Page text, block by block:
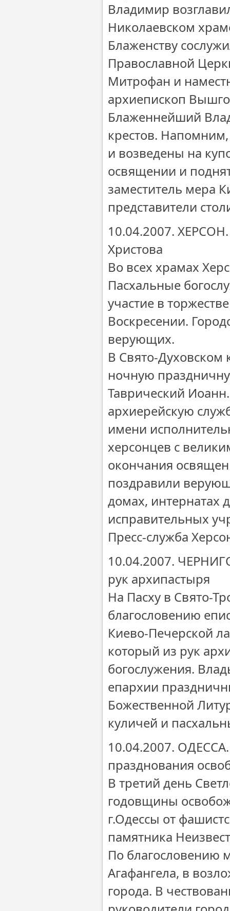
Владимир
Николаевском
Блаженству
Православной
Митрофан и
архиепископ
Блаженнейший
крестов.
и возведены на
освящении и
заместитель мера
представители
10.04.2007.
Христова
Во всех храмах
Пасхальные
участие в
Воскресении.
верующих.
В Свято-Духовском
ночную
Таврический
архиерейскую
имени
херсонцев с
окончания
поздравили
домах, интернатах
исправительных
Пресс-служба
10.04.2007.
рук архипастыря
На Пасху в Свято-
благословению
Киево-Печерской
который из рук
богослужения.
епархии
Божественной
куличей и
10.04.2007.
празднования
В третий день
годовщины
г.Одессы от
памятника
По благословению
Агафангела, в
города. В